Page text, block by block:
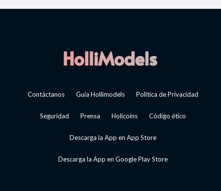
Contáctanos Guía Hollimodels Política de Privacidad
Seguridad Prensa Holicoins Código ético
Descarga la App en App Store
Descarga la App en Google Play Store